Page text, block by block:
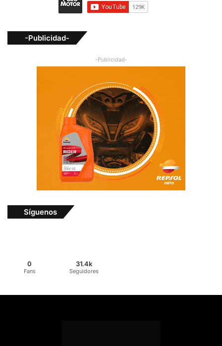
-Publicidad-
-Publicidad-
Síguenos
0
Fans
31.4k
Seguidores